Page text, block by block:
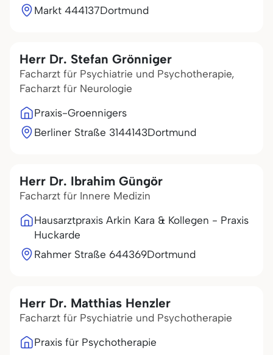
Markt 444137Dortmund
Herr Dr. Stefan Grönniger
Facharzt für Psychiatrie und Psychotherapie,
Facharzt für Neurologie
Praxis-Groennigers
Berliner Straße 3144143Dortmund
Herr Dr. Ibrahim Güngör
Facharzt für Innere Medizin
Hausarztpraxis Arkin Kara & Kollegen - Praxis
Huckarde
Rahmer Straße 644369Dortmund
Herr Dr. Matthias Henzler
Facharzt für Psychiatrie und Psychotherapie
Praxis für Psychotherapie